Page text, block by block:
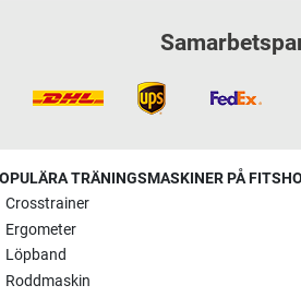
TRÄNINGSMASKINER PÅ
Crosstrainer
Ergometer
Löpband
Roddmaskin